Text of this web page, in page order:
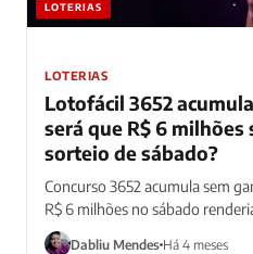
LOTERIAS
LOTERIAS
Lotofácil 3652
será que R$ 6
sorteio de sábado?
Concurso 3652 acumula sem
R$ 6 milhões no sábado
Dabliu Mendes Há 4 meses